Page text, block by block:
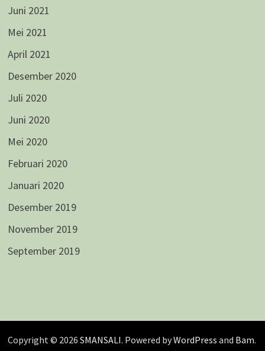
Juni 2021
Mei 2021
April 2021
Desember 2020
Juli 2020
Juni 2020
Mei 2020
Februari 2020
Januari 2020
Desember 2019
November 2019
September 2019
Copyright © 2026 SMANSALI. Powered byWordPress and Bam.